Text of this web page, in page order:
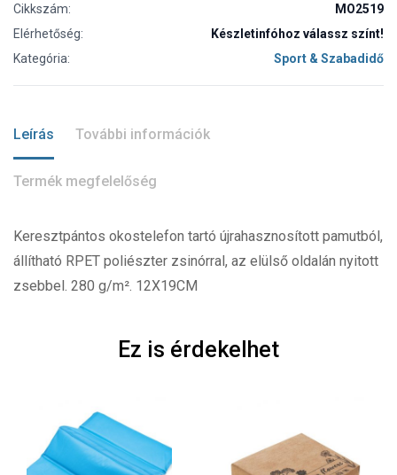
Cikkszám:
MO2519
Elérhetőség:
Készletinfóhoz válassz színt!
Kategória:
Sport & Szabadidő
Leírás További információk
Termék megfelelőség
Keresztpántos okostelefon tartó újrahasznosított pamutból,
állítható RPET poliészter zsinórral, az elülső oldalán nyitott
zsebbel. 280 g/m². 12X19CM
Ez is érdekelhet